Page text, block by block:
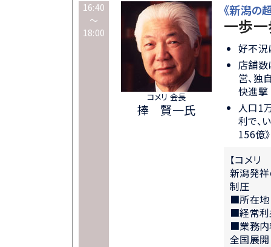
16:40
～
18:00
コメリ 会長
捧 賢一氏
《新潟の
一歩
好不況
店舗数
営、独
快進撃
人口1
利で、
156億》
【コメリ
新潟発祥
制圧
■所在
■経常
■業務内
全国展開